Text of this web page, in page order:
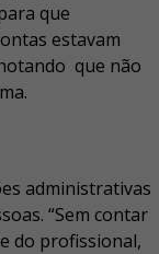
que
estavam
que não
administrativas
“Sem contar
do profissional,